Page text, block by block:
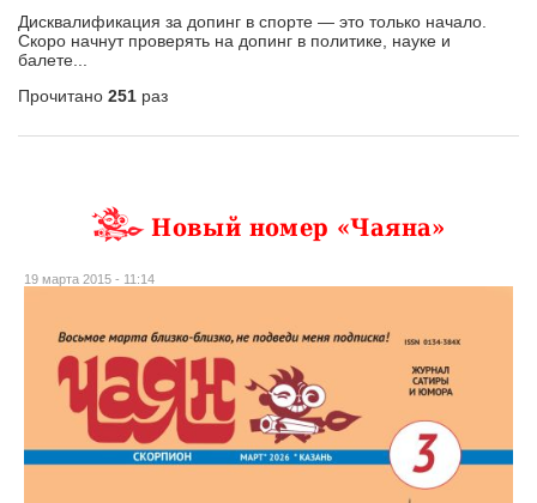
Дисквалификация за допинг в спорте — это только начало.
Скоро начнут проверять на допинг в политике, науке и
балете...
Прочитано 251 раз
Новый номер «Чаяна»
19 марта 2015 - 11:14